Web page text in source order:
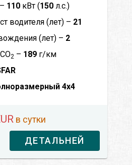
110 кВт (150 л.с.)
водителя (лет) – 21
(лет) – 2
2 – 189 г/км
4x4
в сутки
ДЕТАЛЬНЕЙ